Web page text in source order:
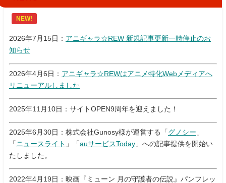
NEW!
2026年7月15日： アニギャラ☆REW 新規記事更新一時停止のお
知らせ
2026年4月6日： アニギャラ☆REWはアニメ特化Webメディアへ
リニューアルしました
2025年11月10日：サイトOPEN9周年を迎えました！
2025年6月30日：株式会社Gunosy様が運営する「 グノシー 」
「 ニュースライト 」「 auサービスToday 」への記事提供を開始い
たしました。
2022年4月19日：映画『ミューン 月の守護者の伝説』パンフレッ